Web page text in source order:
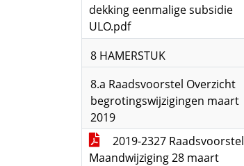
dekking eenmalige subsidie
ULO.pdf
8 HAMERSTUK
8.a Raadsvoorstel Overzicht
begrotingswijzigingen maart
2019
2019-2327 Raadsvoorstel
Maandwijziging 28 maart